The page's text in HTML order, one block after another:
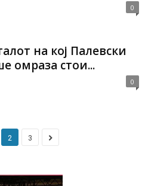
0
на кој Палевски
омраза стои...
0
2 3